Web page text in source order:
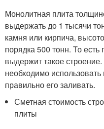
Монолитная плита
выдержать до 1 тысячи
камня или кирпича,
порядка 500 тонн. То
выдержит такое
необходимо
правильно его заливать.
Сметная стоимость
плиты